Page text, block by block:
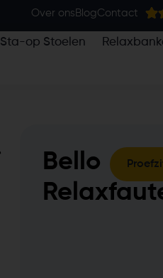
Over ons Blog Contact
Sta-op Stoelen
Bello